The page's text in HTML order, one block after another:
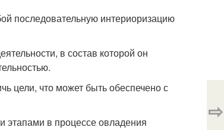
последовательную интериоризацию
в состав которой он
цели, что может быть обеспечено с
этапами в процессе овладения
⇨